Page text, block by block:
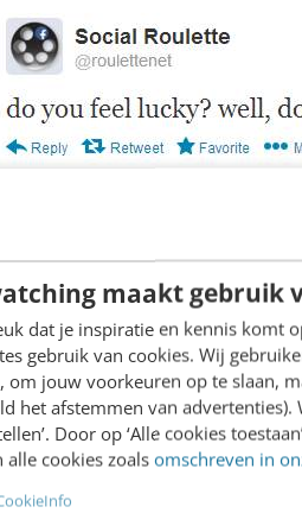
maakt gebruik
dat je inspiratie en kennis komt
gebruik van cookies. Wij
om jouw voorkeuren op te slaan,
het afstemmen van
Door op ‘Alle cookies
alle cookies zoals omschreven in
Je mag het spel alleen
per dag meedoen. Het
broncode is te verkrijgen
spel is volgens Kyle
voortdurend in contact
geeft je als het ware